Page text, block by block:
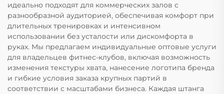
идеально подходят для коммерческих залов с
разнообразной аудиторией, обеспечивая комфорт при
длительных тренировках и интенсивном
использовании без усталости или дискомфорта в
руках. Мы предлагаем индивидуальные оптовые услуги
для владельцев фитнес-клубов, включая возможность
изменения текстуры хвата, нанесение логотипа бренда
и гибкие условия заказа крупных партий в
соответствии с масштабами бизнеса. Каждая штанга